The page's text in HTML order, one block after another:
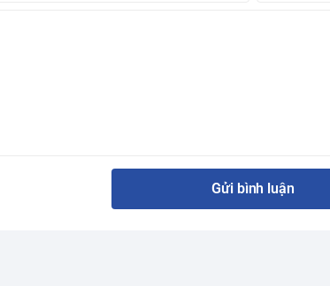
Gửi bình luận